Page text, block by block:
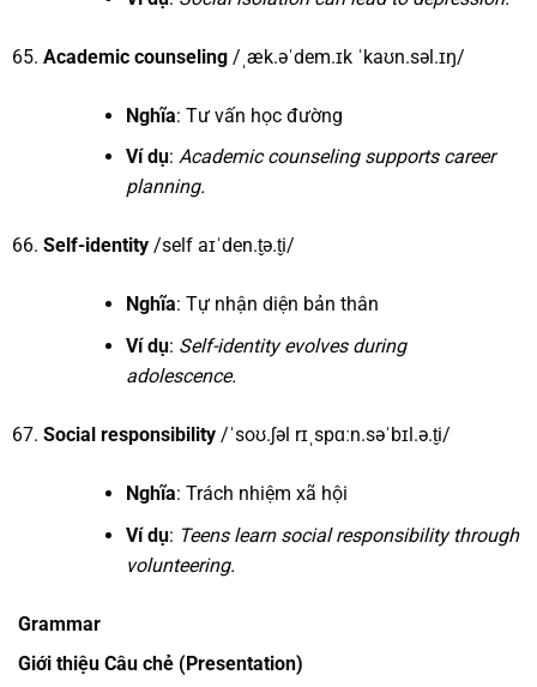
Academic counseling/ˌæk.əˈdem.ɪk ˈkaʊn.səl.ɪŋ/
Nghĩa: Tư vấn học đường
Ví dụ: Academic counseling supports career
planning.
Self-identity/self aɪˈden.t̬ə.t̬i/
Nghĩa: Tự nhận diện bản thân
Ví dụ: Self-identity evolves during
adolescence.
Social responsibility/ˈsoʊ.ʃəl rɪˌspɑːn.səˈbɪl.ə.t̬i/
Nghĩa: Trách nhiệm xã hội
Ví dụ: Teens learn social responsibility through
volunteering.
Grammar
Giới thiệu Câu chẻ (Presentation)